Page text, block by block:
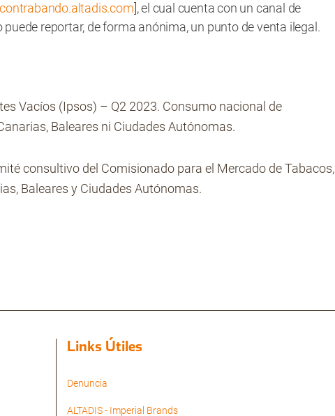
],el cual cuenta con un canal de
reportar, de forma anónima, un punto de venta ilegal.
Vacíos (Ipsos) – Q2 2023. Consumo nacional de
Baleares ni Ciudades Autónomas.
consultivo del Comisionado para el Mercado de Tabacos,
Baleares y Ciudades Autónomas.
Links Útiles
Denuncia
ALTADIS - Imperial Brands